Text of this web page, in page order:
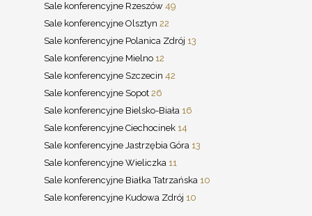
Sale konferencyjne Rzeszów 49
Sale konferencyjne Olsztyn 22
Sale konferencyjne Polanica Zdrój 13
Sale konferencyjne Mielno 12
Sale konferencyjne Szczecin 42
Sale konferencyjne Sopot 26
Sale konferencyjne Bielsko-Biała 16
Sale konferencyjne Ciechocinek 14
Sale konferencyjne Jastrzębia Góra 13
Sale konferencyjne Wieliczka 11
Sale konferencyjne Białka Tatrzańska 10
Sale konferencyjne Kudowa Zdrój 10